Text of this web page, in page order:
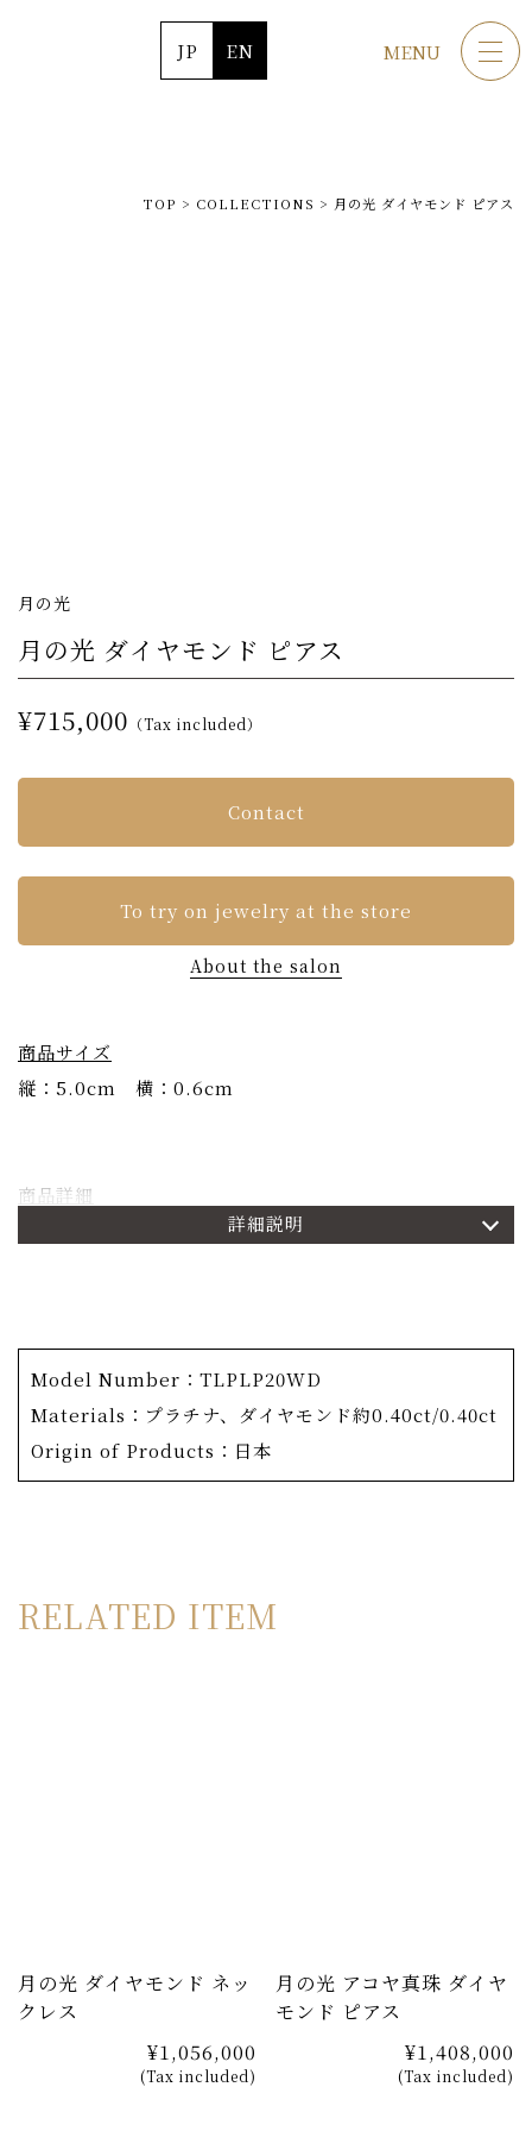
JP EN MENU
TOP > COLLECTIONS > 月の光 ダイヤモンド ピアス
月の光
月の光 ダイヤモンド ピアス
¥715,000 （Tax included）
Contact
To try on jewelry at the store
About the salon
詳細説明
商品サイズ
縦：5.0cm 横：0.6cm
商品詳細
OKURADO1番人気のコレクション「月の光」
ポストからチェーンでぶら下がったトップパーツの可愛ら
しい丸いフォルムが特徴的なピアス。
球状のゴールド台に宝石をセットするのではなく、一つひ
とつ宝石をセッティングしながら球体に組み立てていく独
さらに、軽量化とお手入れのし易さも同時に実現。長年に
Model Number：TLPLP20WD
Materials：プラチナ、ダイヤモンド約0.40ct/0.40ct
Origin of Products：日本
RELATED ITEM
月の光 ダイヤモンド ネッ
クレス
¥1,056,000
(Tax included)
月の光 アコヤ真珠 ダイヤ
モンド ピアス
¥1,408,000
(Tax included)